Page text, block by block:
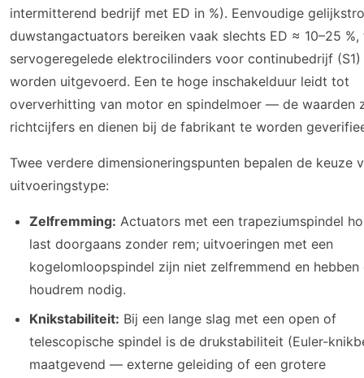
intermitterend bedrijf met ED in %). Eenvoudige
duwstangactuators bereiken vaak slechts ED ≈ 10–25
servogeregelede elektrocilinders voor continubedrijf (S1)
worden uitgevoerd. Een te hoge inschakelduur leidt tot
oververhitting van motor en spindelmoer — de waarden
richtcijfers en dienen bij de fabrikant te worden
Twee verdere dimensioneringspunten bepalen de keuze
uitvoeringstype:
Zelfremming: Actuators met een trapeziumspindel
last doorgaans zonder rem; uitvoeringen met een
kogelomloopspindel zijn niet zelfremmend en hebben
houdrem nodig.
Knikstabiliteit: Bij een lange slag met een open of
telescopische spindel is de drukstabiliteit (Euler-
maatgevend — externe geleiding of een grotere